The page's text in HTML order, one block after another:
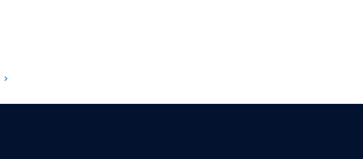
keyboard_arrow_right